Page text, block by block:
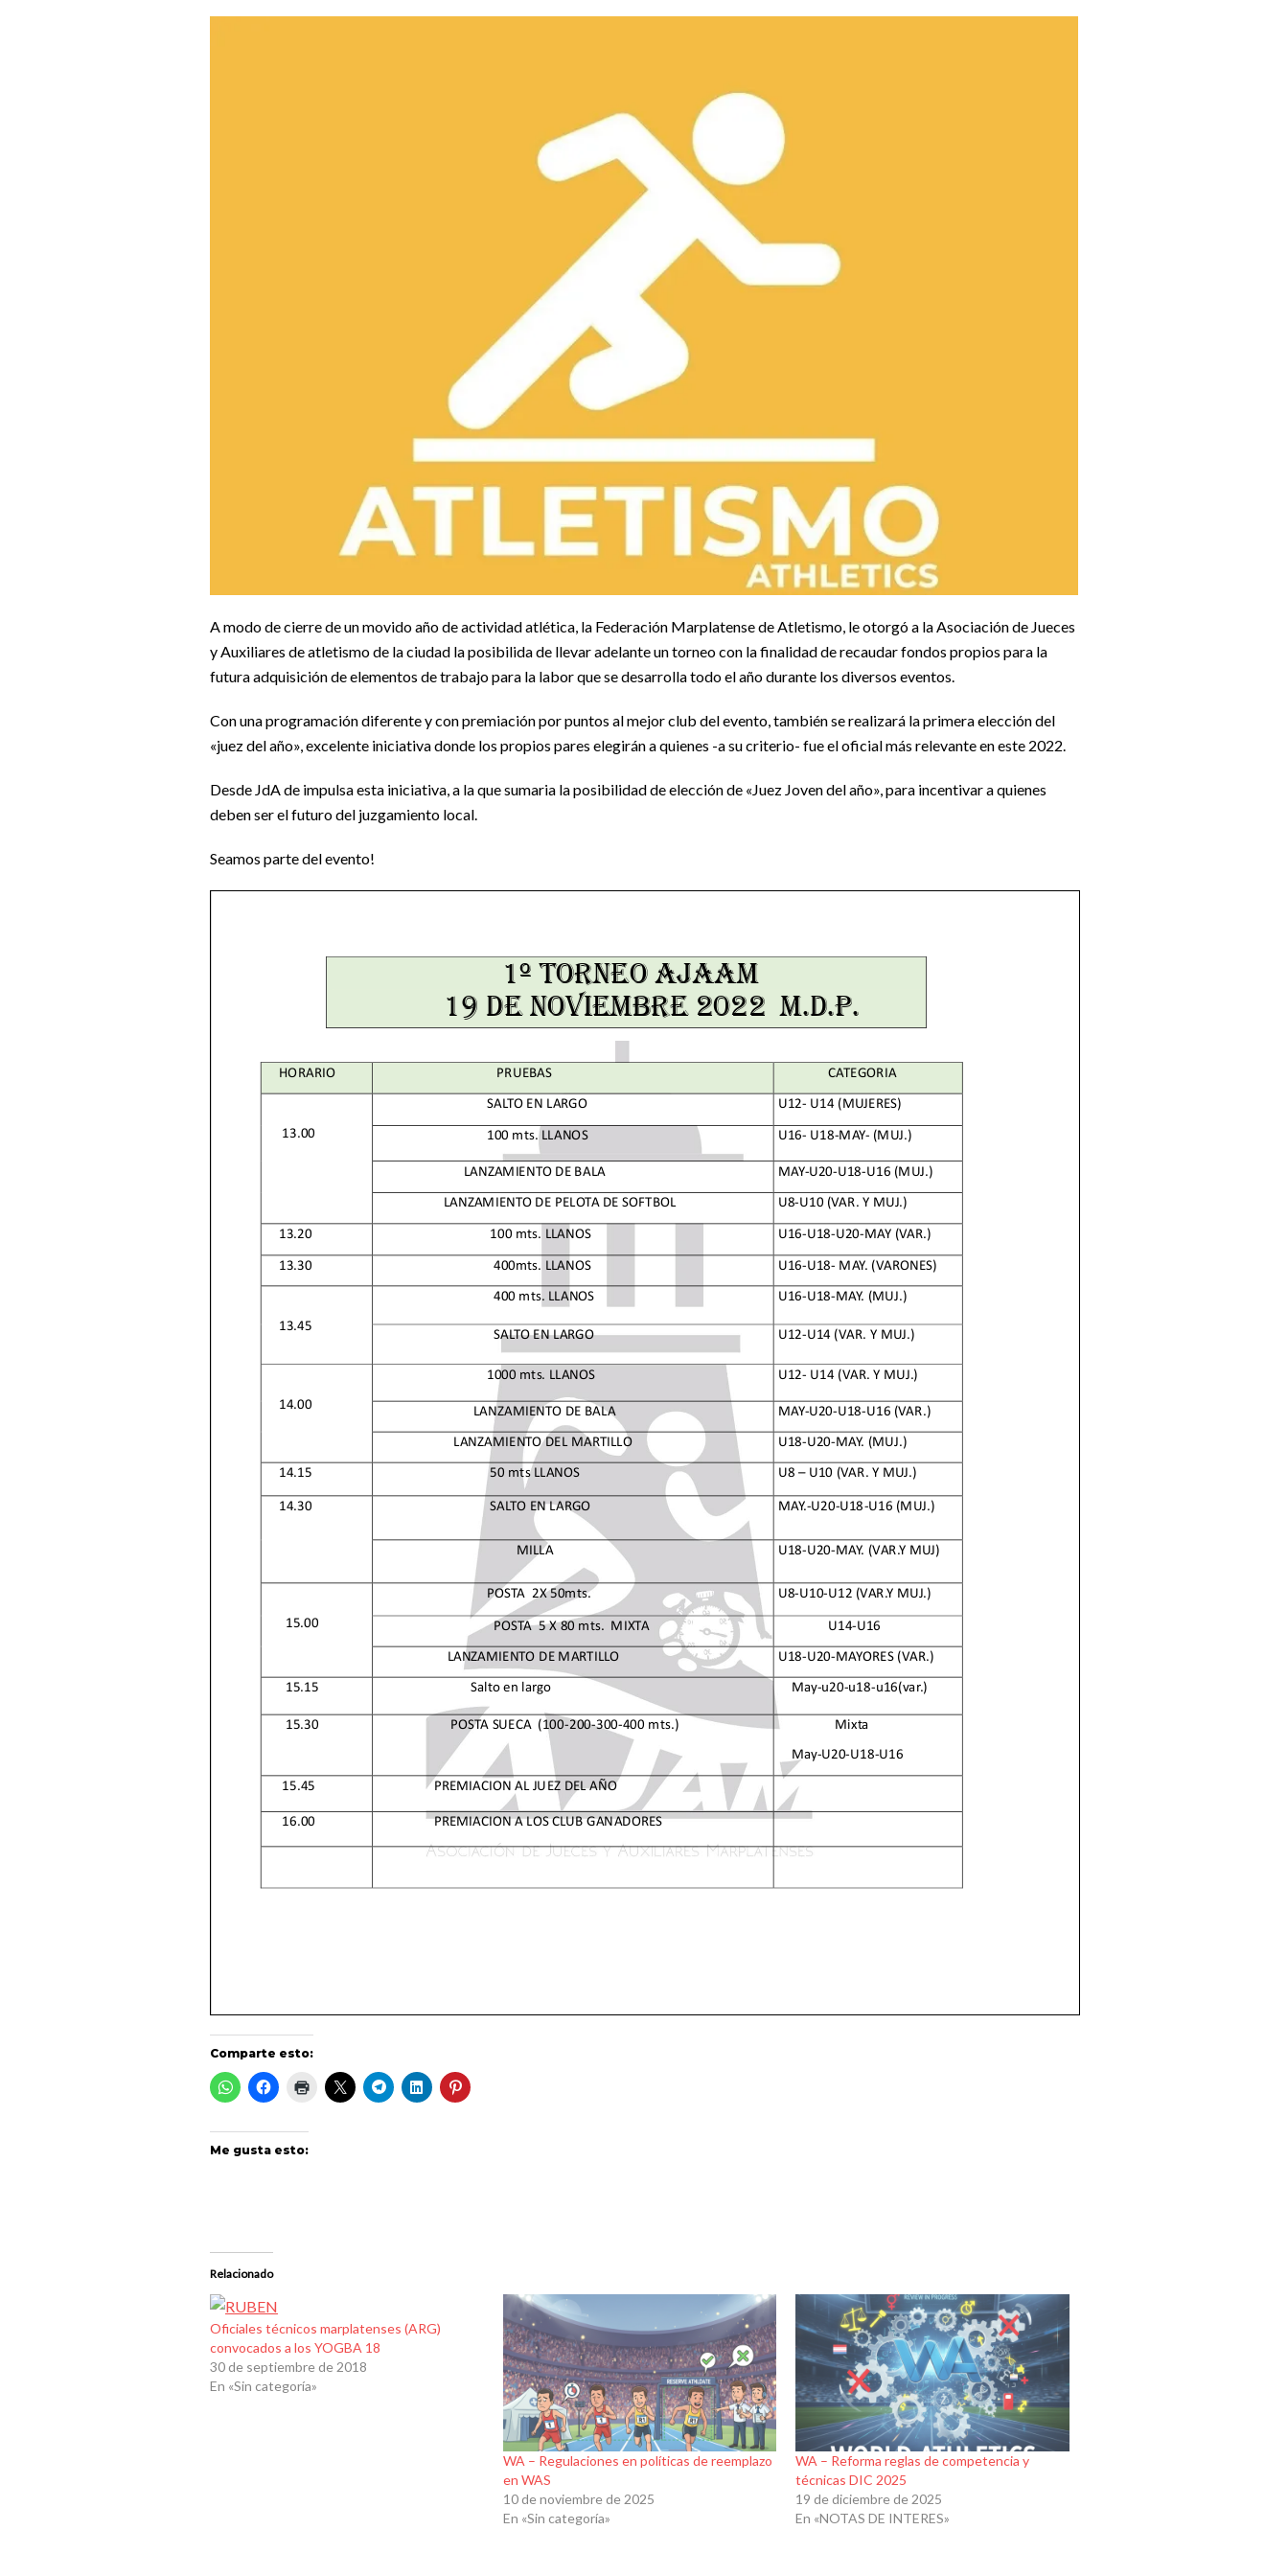
A modo de cierre de un movido año de actividad atlética, la Federación Marplatense de Atletismo, le otorgó a la Asociación de Jueces
y Auxiliares de atletismo de la ciudad la posibilida de llevar adelante un torneo con la finalidad de recaudar fondos propios para la
futura adquisición de elementos de trabajo para la labor que se desarrolla todo el año durante los diversos eventos.
Con una programación diferente y con premiación por puntos al mejor club del evento, también se realizará la primera elección del
«juez del año», excelente iniciativa donde los propios pares elegirán a quienes -a su criterio- fue el oficial más relevante en este 2022.
Desde JdA de impulsa esta iniciativa, a la que sumaria la posibilidad de elección de «Juez Joven del año», para incentivar a quienes
deben ser el futuro del juzgamiento local.
Seamos parte del evento!
Comparte esto:
Me gusta esto:
Relacionado
Oficiales técnicos marplatenses (ARG)
convocados a los YOGBA 18
30 de septiembre de 2018
En «Sin categoría»
WA – Regulaciones en políticas de reemplazo
en WAS
10 de noviembre de 2025
En «Sin categoría»
WA – Reforma reglas de competencia y
técnicas DIC 2025
19 de diciembre de 2025
En «NOTAS DE INTERES»